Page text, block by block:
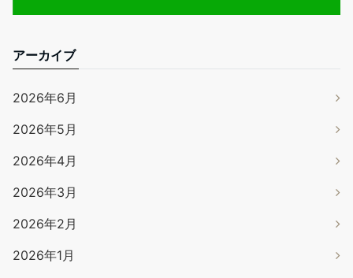
アーカイブ
2026年6月
2026年5月
2026年4月
2026年3月
2026年2月
2026年1月